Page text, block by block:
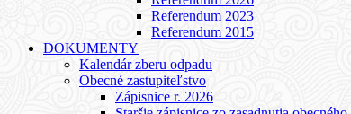
Referendum 2023
Referendum 2015
DOKUMENTY
Kalendár zberu odpadu
Obecné zastupiteľstvo
Zápisnice r. 2026